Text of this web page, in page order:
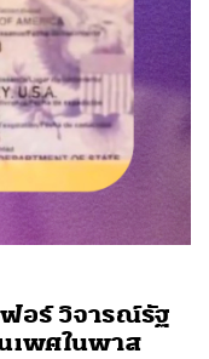
ฟอร์ วิจารณ์รัฐ
เพศในพาส
EMAIL